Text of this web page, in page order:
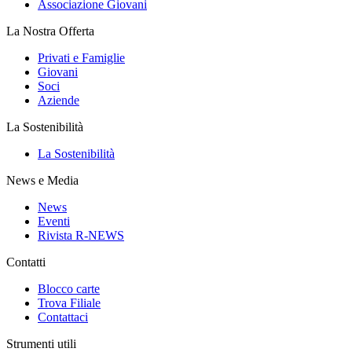
Associazione Giovani
La Nostra Offerta
Privati e Famiglie
Giovani
Soci
Aziende
La Sostenibilità
La Sostenibilità
News e Media
News
Eventi
Rivista R-NEWS
Contatti
Blocco carte
Trova Filiale
Contattaci
Strumenti utili